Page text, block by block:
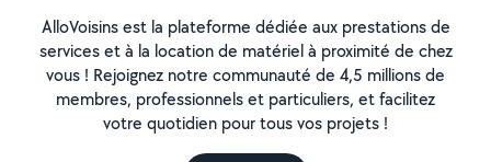
AlloVoisins est la plateforme dédiée aux prestations de
services et à la location de matériel à proximité de chez
vous ! Rejoignez notre communauté de 4,5 millions de
membres, professionnels et particuliers, et facilitez
votre quotidien pour tous vos projets !